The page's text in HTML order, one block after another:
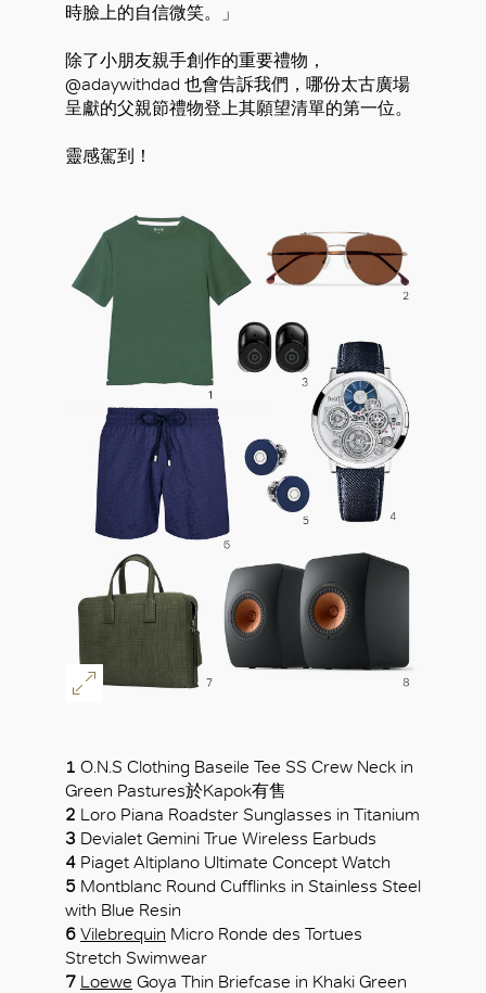
時臉上的自信微笑。」
除了小朋友親手創作的重要禮物，
@adaywithdad 也會告訴我們，哪份太古廣場
呈獻的父親節禮物登上其願望清單的第一位。
靈感駕到！
1 O.N.S Clothing Baseile Tee SS Crew Neck in
Green Pastures於Kapok有售
2 Loro Piana Roadster Sunglasses in Titanium
3 Devialet Gemini True Wireless Earbuds
4 Piaget Altiplano Ultimate Concept Watch
5 Montblanc Round Cufflinks in Stainless Steel
with Blue Resin
6 Vilebrequin Micro Ronde des Tortues
Stretch Swimwear
7 Loewe Goya Thin Briefcase in Khaki Green
好